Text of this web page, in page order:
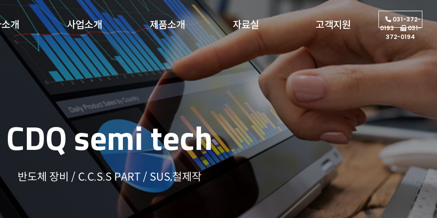
개 사업소개 제품소개 자료실 고객지원
031-372-
0193
031-
372-0194
CDQ semi tech
반도체 장비 / C.C.S.S PART / SUS,철제작